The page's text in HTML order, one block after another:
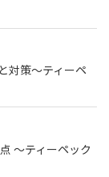
対策～ティーペ
～ティーペック